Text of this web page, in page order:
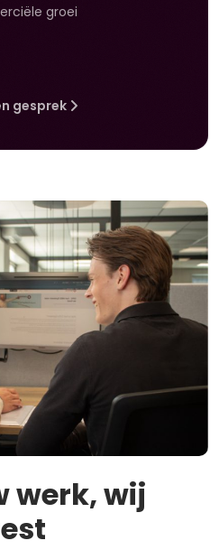
groei
gesprek
werk, wij